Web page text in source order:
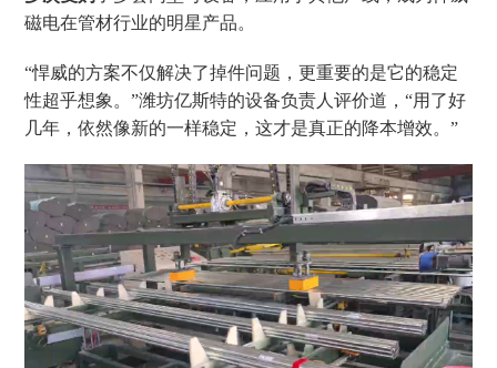
磁电在管材行业的明星产品。
“悍威的方案不仅解决了掉件问题，更重要的是它的稳定
性超乎想象。”潍坊亿斯特的设备负责人评价道，“用了好
几年，依然像新的一样稳定，这才是真正的降本增效。”